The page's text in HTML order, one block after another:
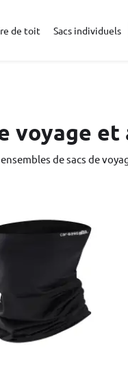
de toit Sacs individuels
voyage
de sacs de